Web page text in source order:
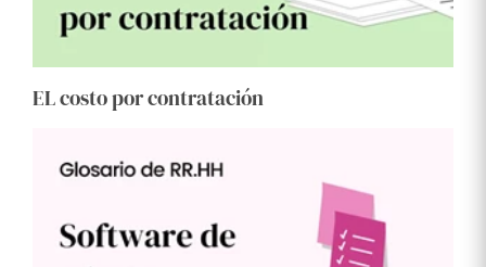
EL costo por contratación